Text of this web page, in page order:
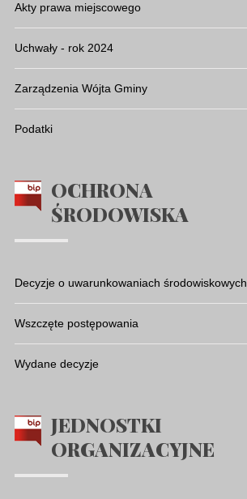
Akty prawa miejscowego
Uchwały - rok 2024
Zarządzenia Wójta Gminy
Podatki
OCHRONA
ŚRODOWISKA
Decyzje o uwarunkowaniach środowiskowych
Wszczęte postępowania
Wydane decyzje
JEDNOSTKI
ORGANIZACYJNE